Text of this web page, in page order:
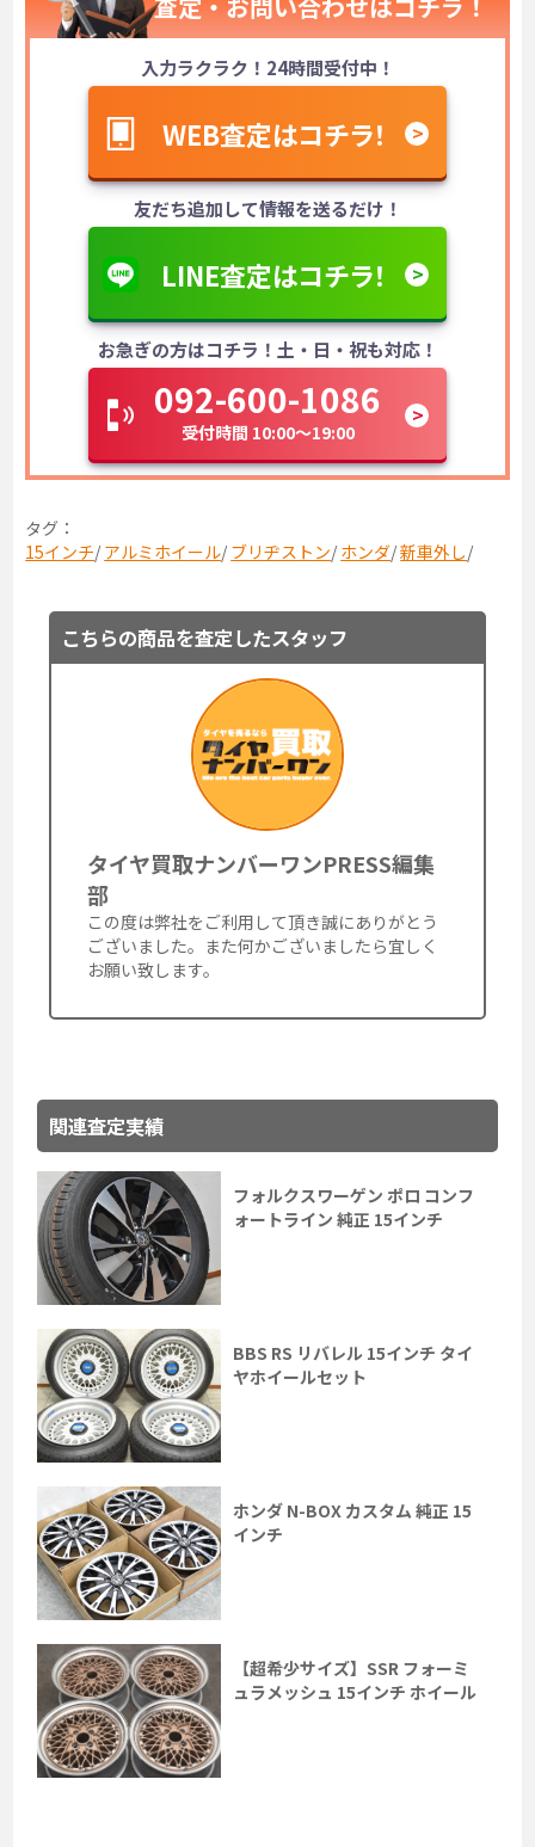
入力ラクラク！24時間受付中！
WEB査定はコチラ！
友だち追加して情報を送るだけ！
LINE査定はコチラ！
お急ぎの方はコチラ！土・日・祝も対応！
092-600-1086
受付時間 10:00～19:00
タグ：
15インチ/ アルミホイール/ ブリヂストン/ ホンダ/新車外し/
こちらの商品を査定したスタッフ
タイヤ買取ナンバーワンPRESS編集
部
この度は弊社をご利用して頂き誠にありがとう
ございました。また何かございましたら宜しく
お願い致します。
関連査定実績
フォルクスワーゲン ポロ コンフ
ォートライン 純正 15インチ
BBS RS リバレル 15インチ タイ
ヤホイールセット
ホンダ N-BOX カスタム 純正 15
インチ
【超希少サイズ】SSR フォーミ
ュラメッシュ 15インチ ホイール